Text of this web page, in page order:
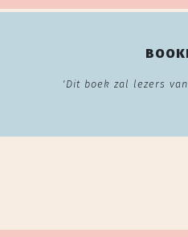
'Dit boek zal lezers